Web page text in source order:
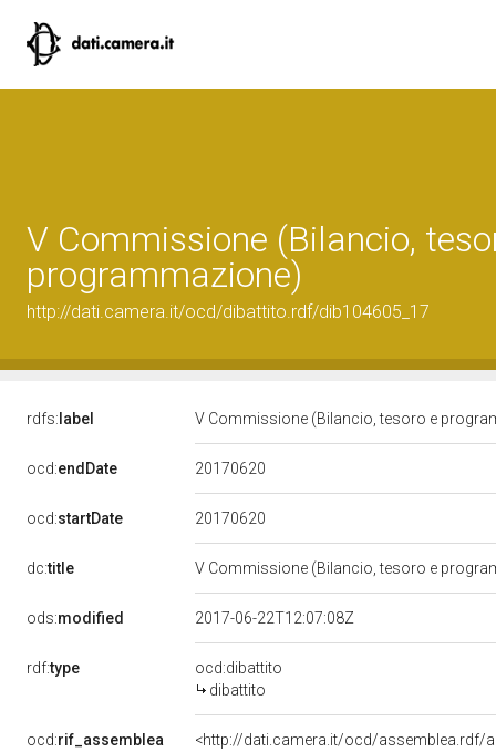
V Commissione (Bilancio,
programmazione)
http://dati.camera.it/ocd/dibattito.rdf/dib104605_17
rdfs: label V Commissione (Bilancio, tesoro e
ocd:endDate 20170620
ocd:startDate 20170620
dc:title V Commissione (Bilancio, tesoro e
ods:modified 2017-06-22T12:07:08Z
rdf:type
ocd:dibattito
dibattito
ocd:rif_assemblea
<http://dati.camera.it/ocd/assemblea.rdf/